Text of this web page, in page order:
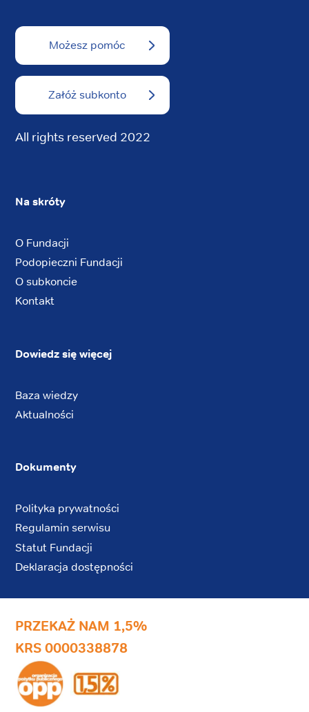
Możesz pomóc
Załóż subkonto
All rights reserved 2022
Na skróty
O Fundacji
Podopieczni Fundacji
O subkoncie
Kontakt
Dowiedz się więcej
Baza wiedzy
Aktualności
Dokumenty
Polityka prywatności
Regulamin serwisu
Statut Fundacji
Deklaracja dostępności
PRZEKAŻ NAM 1,5%
KRS 0000338878